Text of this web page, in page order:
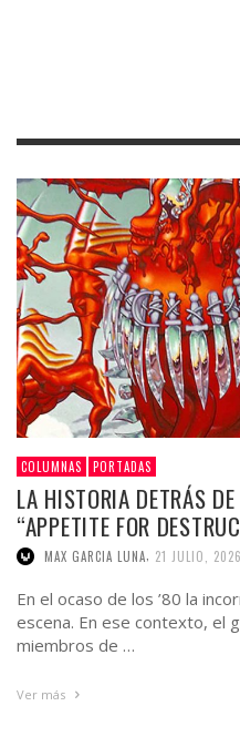
COLUMNAS PORTADAS
LA HISTORIA DETRÁS
“APPETITE FOR
MAX GARCIA LUNA 21 JULIO, 2026
En el ocaso de los ’80 la
escena. En ese contexto, el
miembros de …
Ver más